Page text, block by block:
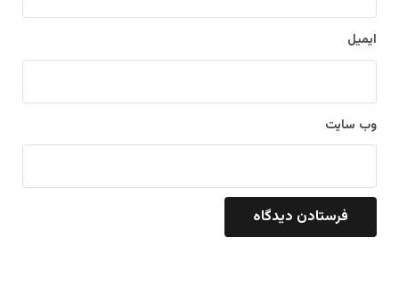
ایمیل
وب‌ سایت